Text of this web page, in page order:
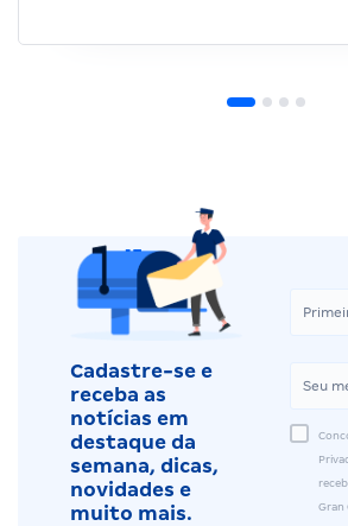
Cadastre-se e
receba as
notícias em
destaque da
semana, dicas,
novidades e
muito mais.
Gran